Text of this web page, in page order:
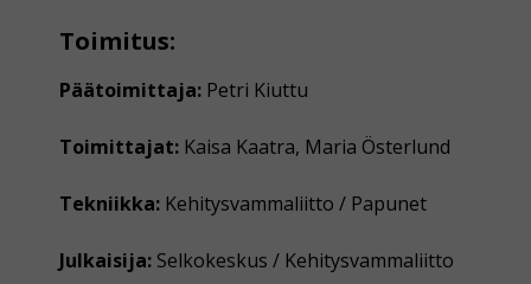
Toimitus:
Päätoimittaja: Petri Kiuttu
Toimittajat: Kaisa Kaatra, Maria Österlund
Tekniikka: Kehitysvammaliitto / Papunet
Julkaisija: Selkokeskus / Kehitysvammaliitto